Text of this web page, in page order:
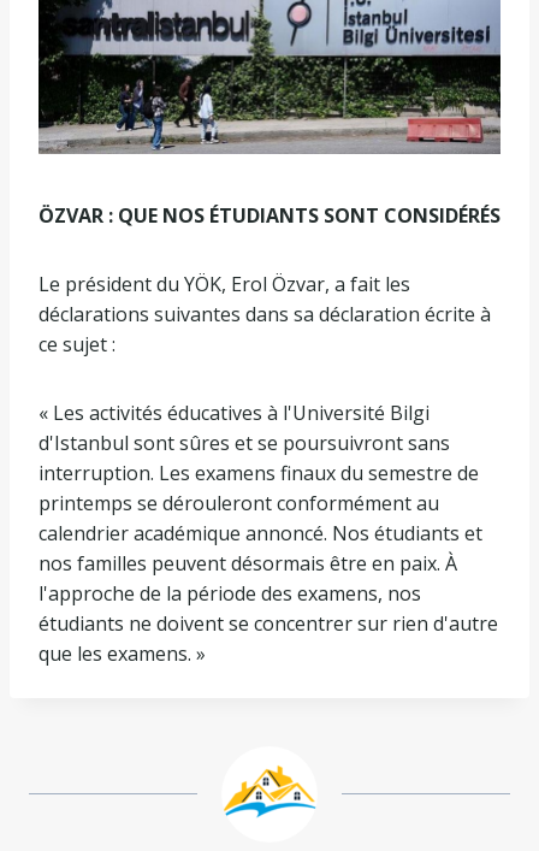
ÖZVAR : QUE NOS ÉTUDIANTS SONT CONSIDÉRÉS
Le président du YÖK, Erol Özvar, a fait les
déclarations suivantes dans sa déclaration écrite à
ce sujet :
« Les activités éducatives à l'Université Bilgi
d'Istanbul sont sûres et se poursuivront sans
interruption. Les examens finaux du semestre de
printemps se dérouleront conformément au
calendrier académique annoncé. Nos étudiants et
nos familles peuvent désormais être en paix. À
l'approche de la période des examens, nos
étudiants ne doivent se concentrer sur rien d'autre
que les examens. »